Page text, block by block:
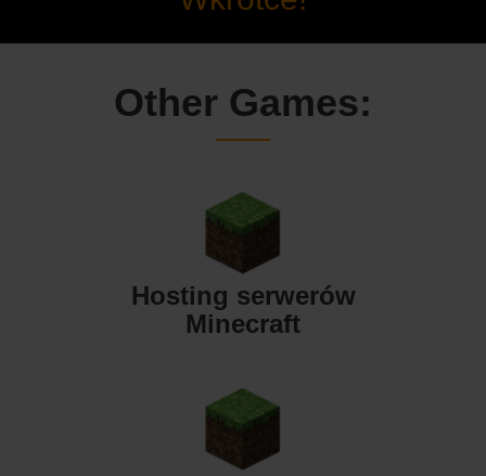
Other Games:
Hosting serwerów
Minecraft